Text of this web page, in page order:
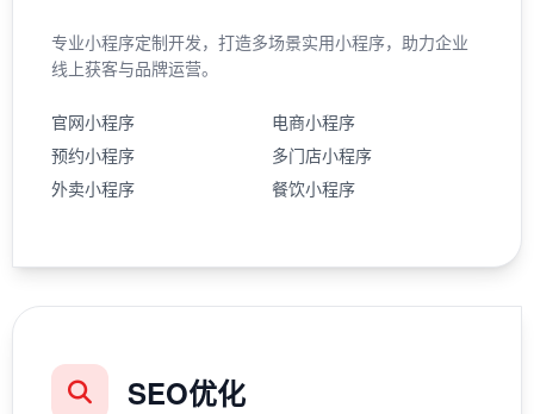
专业小程序定制开发，打造多场景实用小程序，助力企业
线上获客与品牌运营。
官网小程序
电商小程序
预约小程序
多门店小程序
外卖小程序
餐饮小程序
SEO优化